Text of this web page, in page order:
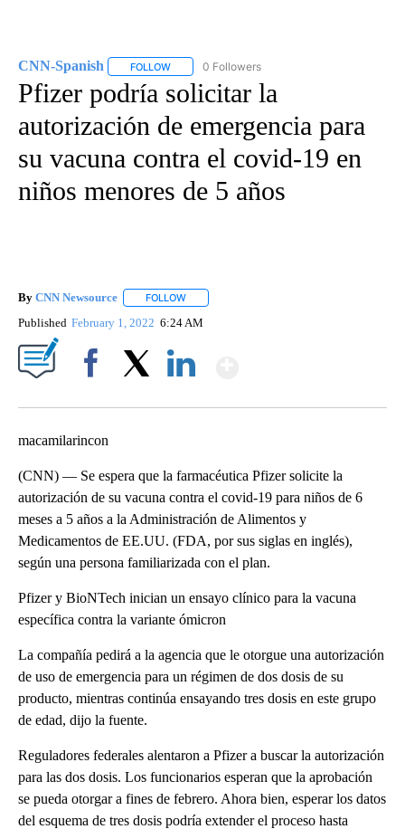
CNN-Spanish FOLLOW FOLLOW "CNN-SPANISH" TO RECEIVE
0 Followers
Pfizer podría solicitar la
autorización de emergencia para
su vacuna contra el covid-19 en
niños menores de 5 años
By CNN Newsource FOLLOW
Published February 1, 2022 6:24 AM
macamilarincon
(CNN) –– Se espera que la farmacéutica Pfizer solicite la
autorización de su vacuna contra el covid-19 para niños de 6
meses a 5 años a la Administración de Alimentos y
Medicamentos de EE.UU. (FDA, por sus siglas en inglés),
según una persona familiarizada con el plan.
Pfizer y BioNTech inician un ensayo clínico para la vacuna
específica contra la variante ómicron
La compañía pedirá a la agencia que le otorgue una autorización
de uso de emergencia para un régimen de dos dosis de su
producto, mientras continúa ensayando tres dosis en este grupo
de edad, dijo la fuente.
Reguladores federales alentaron a Pfizer a buscar la autorización
para las dos dosis. Los funcionarios esperan que la aprobación
se pueda otorgar a fines de febrero. Ahora bien, esperar los datos
del esquema de tres dosis podría extender el proceso hasta